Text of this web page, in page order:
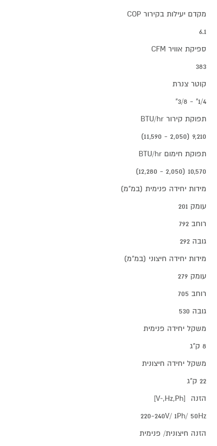
מקדם יעילות בקירור COP
6.1
ספיקת אוויר CFM
383
קוטר צנרת
1/4" - 3/8"
תפוקת קירור BTU/hr
9,210 (2,050 - 11,590)
תפוקת חימום BTU/hr
10,570 (2,050 - 12,280)
מידות יחידה פנימית (במ"מ)
עומק 201
רוחב 792
גובה 292
מידות יחידה חיצוני (במ"מ)
עומק 279
רוחב 705
גובה 530
משקל יחידה פנימית
8 ק"ג
משקל יחידה חיצונית
22 ק"ג
הזנה [V~,Hz,Ph]
220-240V/ 1Ph/ 50Hz
הזנה חיצונית/ פנימית